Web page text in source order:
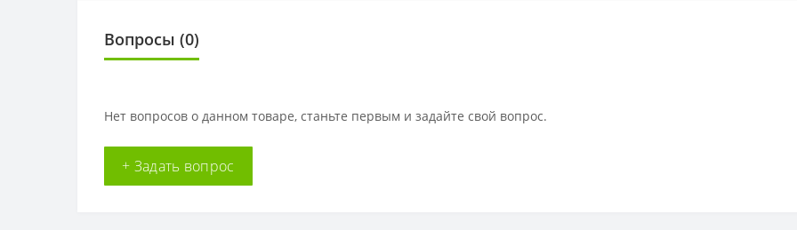
Вопросы (0)
Нет вопросов о данном товаре, станьте первым и задайте свой вопрос.
+ Задать вопрос